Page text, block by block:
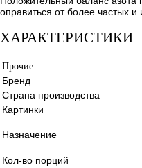
оправиться от более частых и
ХАРАКТЕРИСТИКИ
Прочие
Бренд
Страна производства
Картинки
Назначение
Кол-во порций